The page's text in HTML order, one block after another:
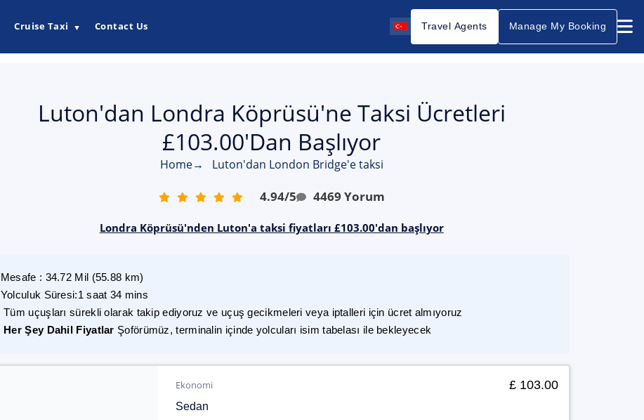
Cruise Taxi ▼ Contact Us Travel Agents Manage My Booking
Luton'dan Londra Köprüsü'ne Taksi Ücretleri
£103.00'dan Başlıyor
Home→ Luton'dan London Bridge'e taksi
4.94/5 4469 Yorum
Londra Köprüsü'nden Luton'a taksi fiyatları £103.00'dan başlıyor
Mesafe : 34.72 Mil (55.88 km)
Yolculuk Süresi:1 saat 34 mins
Tüm uçuşları sürekli olarak takip ediyoruz ve uçuş gecikmeleri veya iptalleri için ücret almıyoruz
Her Şey Dahil Fiyatlar Şoförümüz, terminalin içinde yolcuları isim tabelası ile bekleyecek
Ekonomi
Sedan
£ 103.00